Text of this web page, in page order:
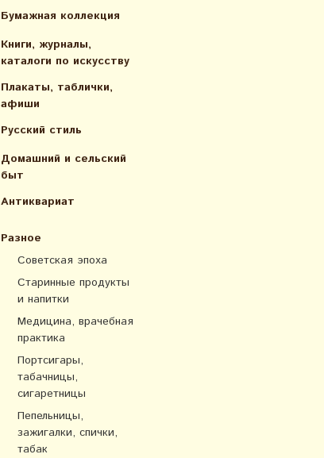
Бумажная коллекция
Книги, журналы,
каталоги по искусcтву
Плакаты, таблички,
афиши
Русский стиль
Домашний и сельский
быт
Антиквариат
Разное
Советская эпоха
Старинные продукты
и напитки
Медицина, врачебная
практика
Портсигары,
табачницы,
сигаретницы
Пепельницы,
зажигалки, спички,
табак